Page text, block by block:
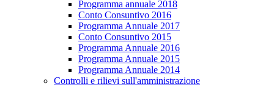
Programma annuale 2018
Conto Consuntivo 2016
Programma Annuale 2017
Conto Consuntivo 2015
Programma Annuale 2016
Programma Annuale 2015
Programma Annuale 2014
Controlli e rilievi sull'amministrazione